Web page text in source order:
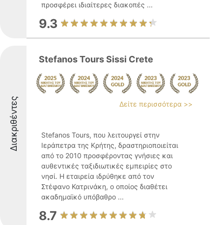
προσφέρει ιδιαίτερες διακοπές ...
9.3
Διακριθέντες
Stefanos Tours Sissi Crete
Δείτε περισσότερα >>
Stefanos Tours, που λειτουργεί στην
Ιεράπετρα της Κρήτης, δραστηριοποιείται
από το 2010 προσφέροντας γνήσιες και
αυθεντικές ταξιδιωτικές εμπειρίες στο
νησί. Η εταιρεία ιδρύθηκε από τον
Στέφανο Κατρινάκη, ο οποίος διαθέτει
ακαδημαϊκό υπόβαθρο ...
8.7